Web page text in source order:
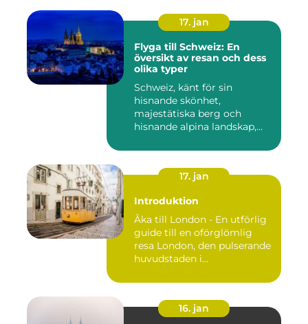
17. jan
Flyga till Schweiz: En
översikt av resan och dess
olika typer
Schweiz, känt för sin
hisnande skönhet,
majestätiska berg och
hisnande alpina landskap,
17. jan
Introduktion
Åka till London - En utförlig
guide till en oförglömlig
resa London, den pulserande
huvudstaden i...
16. jan